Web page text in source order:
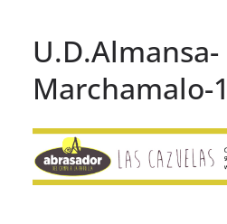
U.D.Almansa-
Marchamalo-